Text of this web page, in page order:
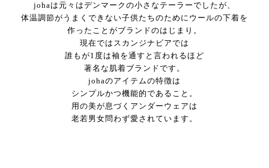
johaは元々はデンマークの小さなテーラーでしたが、
体温調節がうまくできない子供たちのためにウールの下着を
作ったことがブランドのはじまり。
現在ではスカンジナビアでは
誰もが1度は袖を通すと言われるほど
著名な肌着ブランドです。
johaのアイテムの特徴は
シンプルかつ機能的であること。
用の美が息づくアンダーウェアは
老若男女問わず愛されています。